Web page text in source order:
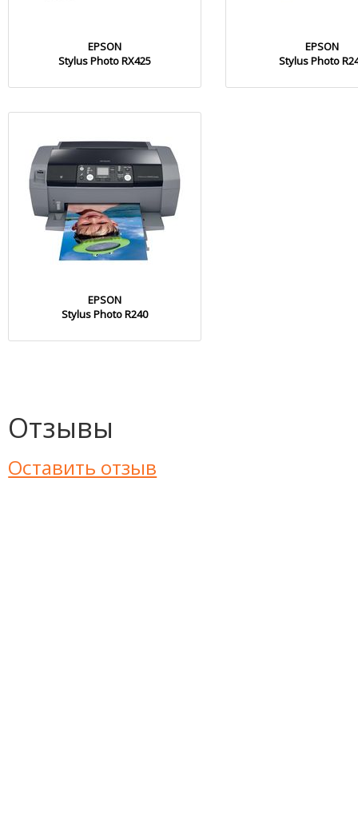
EPSON
Stylus Photo RX425
EPSON
Stylus Photo
EPSON
Stylus Photo R240
Отзывы
Оставить отзыв